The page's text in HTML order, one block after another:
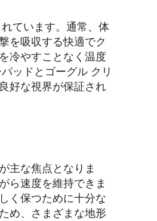
ています。通常、体
を吸収する快適でク
冷やすことなく温度
ッドとゴーグル クリ
好な視界が保証され
主な焦点となりま
ら速度を維持できま
く保つために十分な
め、さまざまな地形